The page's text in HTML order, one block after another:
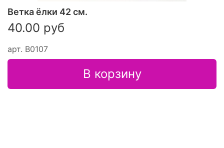
арт. В0107
Ветка ёлки 42 см.
40.00 руб
В корзину